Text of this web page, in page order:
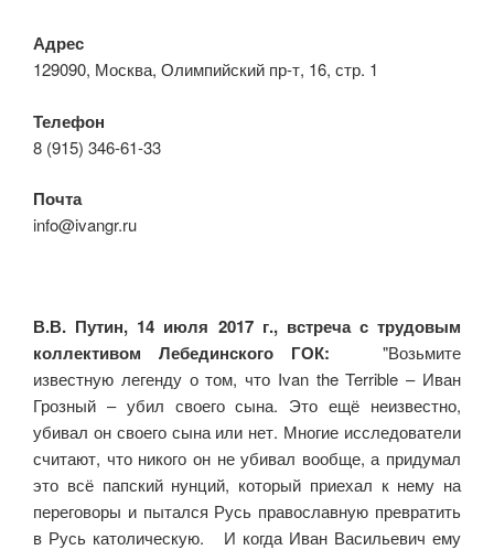
Адрес
129090, Москва, Олимпийский пр-т, 16, стр. 1
Телефон
8 (915) 346-61-33
Почта
info@ivangr.ru
В.В. Путин, 14 июля 2017 г., встреча с трудовым
коллективом Лебединского ГОК: "Возьмите
известную легенду о том, что Ivan the Terrible – Иван
Грозный – убил своего сына. Это ещё неизвестно,
убивал он своего сына или нет. Многие исследователи
считают, что никого он не убивал вообще, а придумал
это всё папский нунций, который приехал к нему на
переговоры и пытался Русь православную превратить
в Русь католическую. И когда Иван Васильевич ему